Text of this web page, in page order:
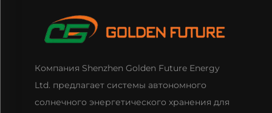
Компания Shenzhen Golden Future Energy
Ltd. предлагает системы автономного
солнечного энергетического хранения для